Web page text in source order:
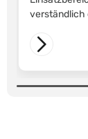
verständlich